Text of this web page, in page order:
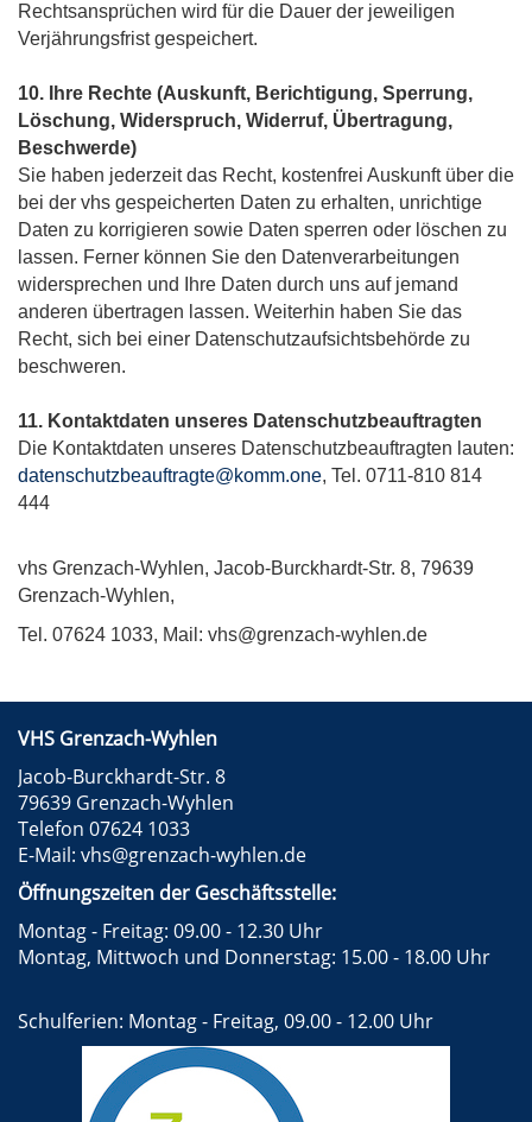
Rechtsansprüchen wird für die Dauer der jeweiligen
Verjährungsfrist gespeichert.
10. Ihre Rechte (Auskunft, Berichtigung, Sperrung,
Löschung, Widerspruch, Widerruf, Übertragung,
Beschwerde)
Sie haben jederzeit das Recht, kostenfrei Auskunft über die
bei der vhs gespeicherten Daten zu erhalten, unrichtige
Daten zu korrigieren sowie Daten sperren oder löschen zu
lassen. Ferner können Sie den Datenverarbeitungen
widersprechen und Ihre Daten durch uns auf jemand
anderen übertragen lassen. Weiterhin haben Sie das
Recht, sich bei einer Datenschutzaufsichtsbehörde zu
beschweren.
11. Kontaktdaten unseres Datenschutzbeauftragten
Die Kontaktdaten unseres Datenschutzbeauftragten lauten:
datenschutzbeauftragte@komm.one, Tel. 0711-810 814
444
vhs Grenzach-Wyhlen, Jacob-Burckhardt-Str. 8, 79639
Grenzach-Wyhlen,
Tel. 07624 1033, Mail: vhs@grenzach-wyhlen.de
VHS Grenzach-Wyhlen
Jacob-Burckhardt-Str. 8
79639 Grenzach-Wyhlen
Telefon 07624 1033
E-Mail: vhs@grenzach-wyhlen.de
Öffnungszeiten der Geschäftsstelle:
Montag - Freitag: 09.00 - 12.30 Uhr
Montag, Mittwoch und Donnerstag: 15.00 - 18.00 Uhr
Schulferien: Montag - Freitag, 09.00 - 12.00 Uhr